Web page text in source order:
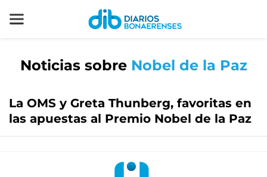
Noticias sobre Nobel de la Paz
La OMS y Greta Thunberg, favoritas en
las apuestas al Premio Nobel de la Paz